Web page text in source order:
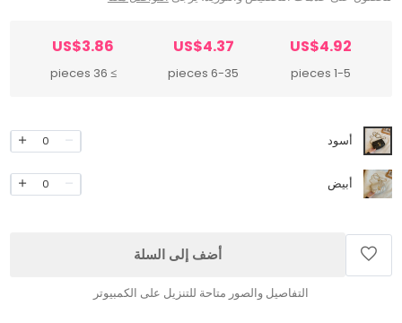
US$4.92
1-5 pieces
US$4.37
6-35 pieces
US$3.86
≥ 36 pieces
أسود 0
أبيض 0
أضف إلى السلة
التفاصيل والصور متاحة للتنزيل على الكمبيوتر